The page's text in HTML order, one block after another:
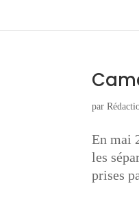
par
En mai
les
prises